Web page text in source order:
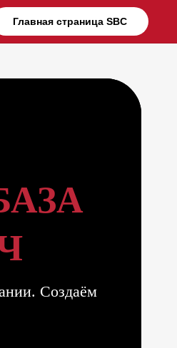
Главная страница SBC
Создаём